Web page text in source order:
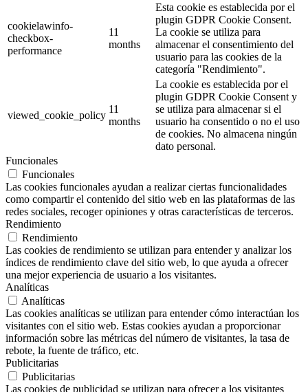
cookielawinfo-
checkbox-
performance
11
months
Esta cookie es establecida por el
plugin GDPR Cookie Consent.
La cookie se utiliza para
almacenar el consentimiento del
usuario para las cookies de la
categoría "Rendimiento".
viewed_cookie_policy
11
months
La cookie es establecida por el
plugin GDPR Cookie Consent y
se utiliza para almacenar si el
usuario ha consentido o no el uso
de cookies. No almacena ningún
dato personal.
Funcionales
Funcionales
Las cookies funcionales ayudan a realizar ciertas funcionalidades
como compartir el contenido del sitio web en las plataformas de las
redes sociales, recoger opiniones y otras características de terceros.
Rendimiento
Rendimiento
Las cookies de rendimiento se utilizan para entender y analizar los
índices de rendimiento clave del sitio web, lo que ayuda a ofrecer
una mejor experiencia de usuario a los visitantes.
Analíticas
Analíticas
Las cookies analíticas se utilizan para entender cómo interactúan los
visitantes con el sitio web. Estas cookies ayudan a proporcionar
información sobre las métricas del número de visitantes, la tasa de
rebote, la fuente de tráfico, etc.
Publicitarias
Publicitarias
Las cookies de publicidad se utilizan para ofrecer a los visitantes